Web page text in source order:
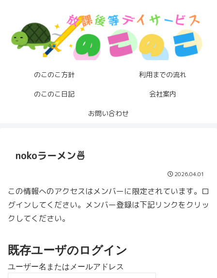
のこのこ方針 利用までの流れ
のこのこ日記 会社案内
お問い合わせ
nokoラーメン🍜
2026.04.01
この情報へのアクセスはメンバーに限定されています。ロ
グインしてください。メンバー登録は下記リンクをクリッ
クしてください。
既存ユーザのログイン
ユーザー名またはメールアドレス